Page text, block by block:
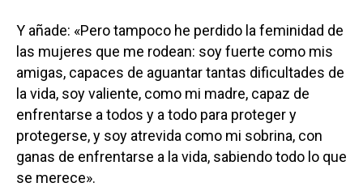
Y añade: «Pero tampoco he perdido la feminidad de
las mujeres que me rodean: soy fuerte como mis
amigas, capaces de aguantar tantas dificultades de
la vida, soy valiente, como mi madre, capaz de
enfrentarse a todos y a todo para proteger y
protegerse, y soy atrevida como mi sobrina, con
ganas de enfrentarse a la vida, sabiendo todo lo que
se merece».